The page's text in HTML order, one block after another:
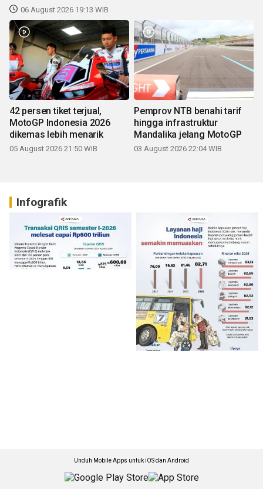
06 August 2026 19:13 WIB
42 persen tiket terjual,
MotoGP Indonesia 2026
dikemas lebih menarik
05 August 2026 21:50 WIB
Pemprov NTB benahi tarif
hingga infrastruktur
Mandalika jelang MotoGP
03 August 2026 22:04 WIB
Infografik
Unduh Mobile Apps untuk iOS dan Android